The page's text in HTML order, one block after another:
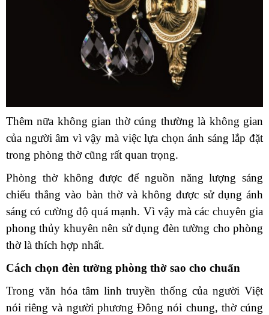
Thêm nữa không gian thờ cúng thường là không gian
của người âm vì vậy mà việc lựa chọn ánh sáng lắp đặt
trong phòng thờ cũng rất quan trọng.
Phòng thờ không được để nguồn năng lượng sáng
chiếu thẳng vào bàn thờ và không được sử dụng ánh
sáng có cường độ quá mạnh. Vì vậy mà các chuyên gia
phong thủy khuyên nên sử dụng đèn tường cho phòng
thờ là thích hợp nhất.
Cách chọn đèn tường phòng thờ sao cho chuẩn
Trong văn hóa tâm linh truyền thống của người Việt
nói riêng và người phương Đông nói chung, thờ cúng